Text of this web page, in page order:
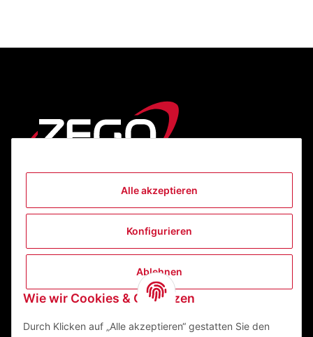
Alle akzeptieren
Konfigurieren
Ablehnen
Wie wir Cookies & Co nutzen
Durch Klicken auf „Alle akzeptieren“ gestatten Sie den
Informationen
ZEGO Textilveredelungszentrum GmbH
63741 Aschaffenburg Deutschland